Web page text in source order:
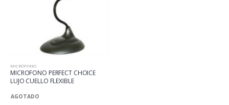
MICRÓFONO
MICROFONO PERFECT CHOICE
LUJO CUELLO FLEXIBLE
AGOTADO